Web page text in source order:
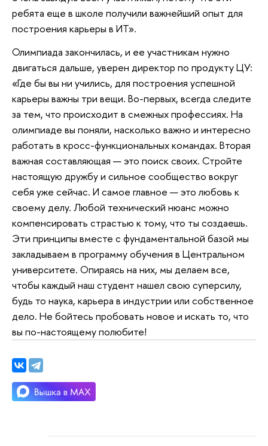
ребята еще в школе получили важнейший опыт для
построения карьеры в ИТ».
Олимпиада закончилась, и ее участникам нужно
двигаться дальше, уверен директор по продукту ЦУ:
«Где бы вы ни учились, для построения успешной
карьеры важны три вещи. Во-первых, всегда следите
за тем, что происходит в смежных профессиях. На
олимпиаде вы поняли, насколько важно и интересно
работать в кросс-функциональных командах. Вторая
важная составляющая — это поиск своих. Стройте
настоящую дружбу и сильное сообщество вокруг
себя уже сейчас. И самое главное — это любовь к
своему делу. Любой технический нюанс можно
компенсировать страстью к тому, что ты создаешь.
Эти принципы вместе с фундаментальной базой мы
закладываем в программу обучения в Центральном
университете. Опираясь на них, мы делаем все,
чтобы каждый наш студент нашел свою суперсилу,
будь то наука, карьера в индустрии или собственное
дело. Не бойтесь пробовать новое и искать то, что
вы по-настоящему полюбите!